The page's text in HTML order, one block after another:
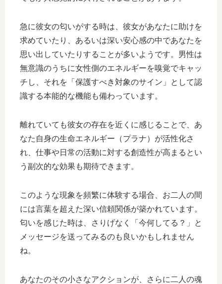
急に彼女の匂いがする時は、彼女があなたに助けを
求めていたり、あるいは深い安心感の中であなたを
思い出していたりすることが多いようです。男性は
無意識のうちに女性側のエネルギーを嗅覚でキャッ
チし、それを「保護すべき対象のサイン」として認
識する本能的な機能も備わっています。
離れていても彼女の存在を近くに感じることで、あ
なた自身の生命エネルギー（プラナ）が活性化さ
れ、仕事や日常の活動に対する創造性が高まるとい
う副次的な効果も期待できます。
このような現象を頻繁に体験する場合、お二人の間
には言葉を超えた深い信頼関係が築かれています。
匂いを感じた時は、さりげなく「今何してる？」と
メッセージを送ってみるのも良いかもしれません
ね。
あなたのその小さなアクションが、さらに二人の魂